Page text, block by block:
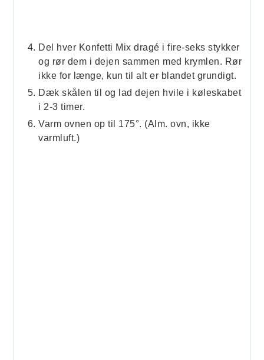
Del hver Konfetti Mix dragé i fire-seks stykker
og rør dem i dejen sammen med krymlen. Rør
ikke for længe, kun til alt er blandet grundigt.
Dæk skålen til og lad dejen hvile i køleskabet
i 2-3 timer.
Varm ovnen op til 175°. (Alm. ovn, ikke
varmluft.)